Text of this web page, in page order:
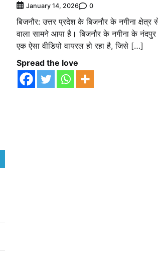
January 14, 2026 0
बिजनौर: उत्तर प्रदेश के बिजनौर के नगीना क्षेत्र
वाला सामने आया है। बिजनौर के नगीना के नंदपुर
एक ऐसा वीडियो वायरल हो रहा है, जिसे […]
Spread the love